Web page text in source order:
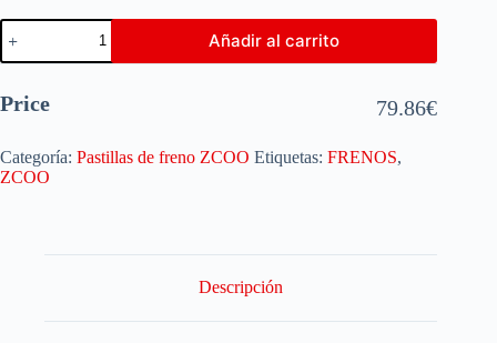
Añadir al carrito
Price 79.86€
Categoría: Pastillas de freno ZCOO Etiquetas: FRENOS,
ZCOO
Descripción